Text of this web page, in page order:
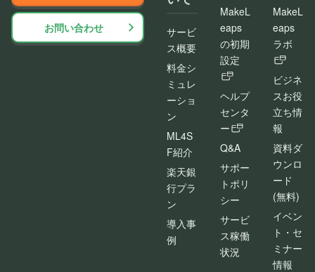
お問い合わせ
サービ
ス概要
料金シ
ミュレ
ーショ
ン
ML4S
F紹介
楽天銀
行プラ
ン
導入事
例
MakeL
eaps
の初期
設定
ヘルプ
センタ
ー
Q&A
サポー
トポリ
シー
サービ
ス稼働
状況
MakeL
eaps
ラボ
ビジネ
スお役
立ち情
報
資料ダ
ウンロ
ード
(無料)
イベン
ト・セ
ミナー
情報